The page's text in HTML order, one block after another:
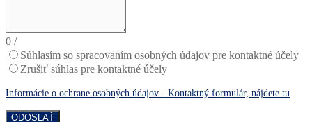
0 /
Súhlasím so spracovaním osobných údajov pre kontaktné účely
Zrušiť súhlas pre kontaktné účely
Informácie o ochrane osobných údajov - Kontaktný formulár, nájdete tu
ODOSLAŤ